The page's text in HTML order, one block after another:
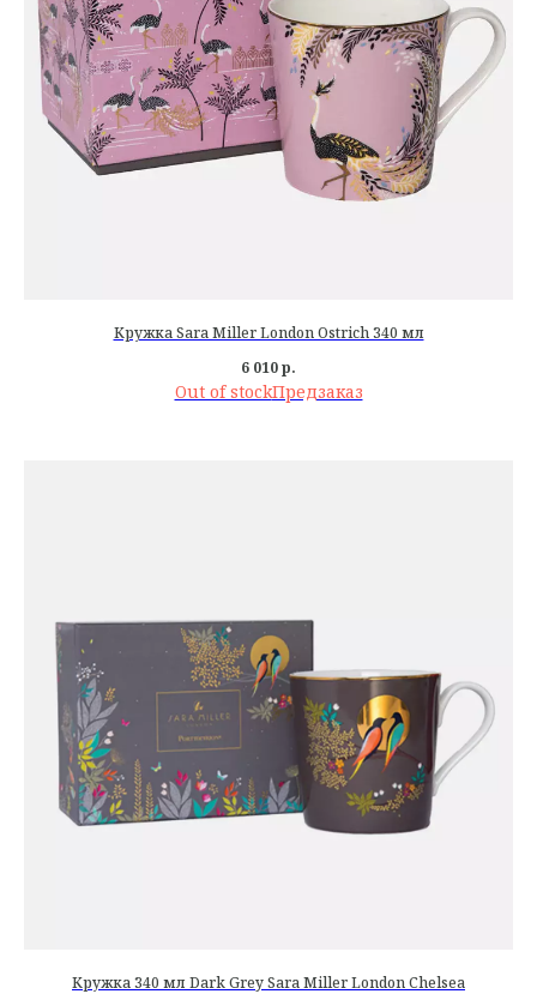
Кружка Sara Miller London Ostrich 340 мл
6 010р.
Out of stock
Кружка 340 мл Dark Grey Sara Miller London Chelsea